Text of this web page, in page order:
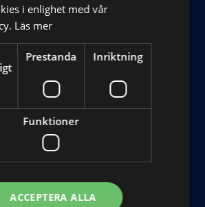
i enlighet med vår
Läs mer
Prestanda Inriktning
Funktioner
ACCEPTERA ALLA